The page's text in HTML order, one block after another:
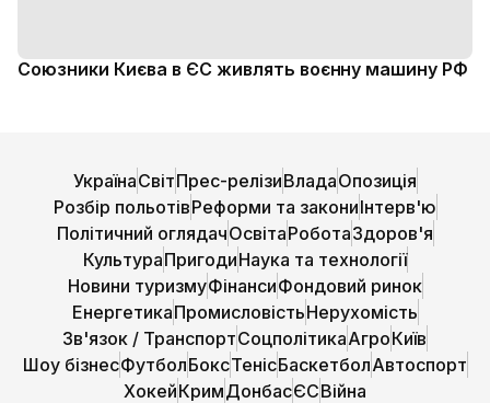
Союзники Києва в ЄС живлять воєнну машину РФ
УкраїнаСвітПрес-релізиВладаОпозиція
Розбір польотівРеформи та закониІнтерв'ю
Політичний оглядачОсвітаРоботаЗдоров'я
КультураПригодиНаука та технології
Новини туризмуФінансиФондовий ринок
ЕнергетикаПромисловістьНерухомість
Зв'язок / ТранспортСоцполітикаАгроКиїв
Шоу бізнесФутболБоксТенісБаскетболАвтоспорт
ХокейКримДонбасЄСВійна